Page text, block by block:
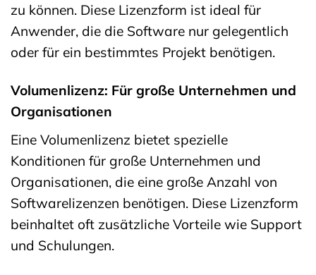
zu können. Diese Lizenzform ist ideal für
Anwender, die die Software nur gelegentlich
oder für ein bestimmtes Projekt benötigen.
Volumenlizenz: Für große Unternehmen und
Organisationen
Eine Volumenlizenz bietet spezielle
Konditionen für große Unternehmen und
Organisationen, die eine große Anzahl von
Softwarelizenzen benötigen. Diese Lizenzform
beinhaltet oft zusätzliche Vorteile wie Support
und Schulungen.